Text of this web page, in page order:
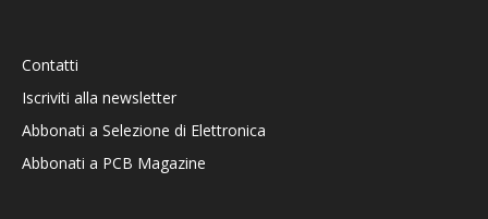
Contatti
Iscriviti alla newsletter
Abbonati a Selezione di Elettronica
Abbonati a PCB Magazine